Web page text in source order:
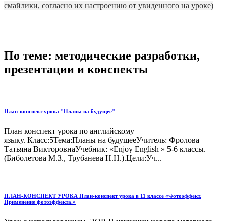
смайлики, согласно их настроению от увиденного на уроке)
По теме: методические разработки,
презентации и конспекты
План-конспект урока "Планы на будущее"
План конспект урока по английскому
языку. Класс:5Тема:Планы на будущееУчитель: Фролова
Татьяна ВикторовнаУчебник: «Enjoy English » 5-6 классы.
(Биболетова М.З., Трубанева Н.Н.).Цели:Уч...
ПЛАН-КОНСПЕКТ УРОКА План-конспект урока в 11 классе «Фотоэффект.
Применение фотоэффекта.»